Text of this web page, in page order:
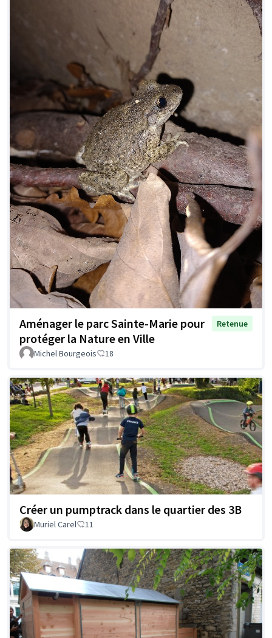
Aménager le parc Sainte-Marie pour
protéger la Nature en Ville
Retenue
Michel Bourgeois 18
Créer un pumptrack dans le quartier des 3B
Muriel Carel 11